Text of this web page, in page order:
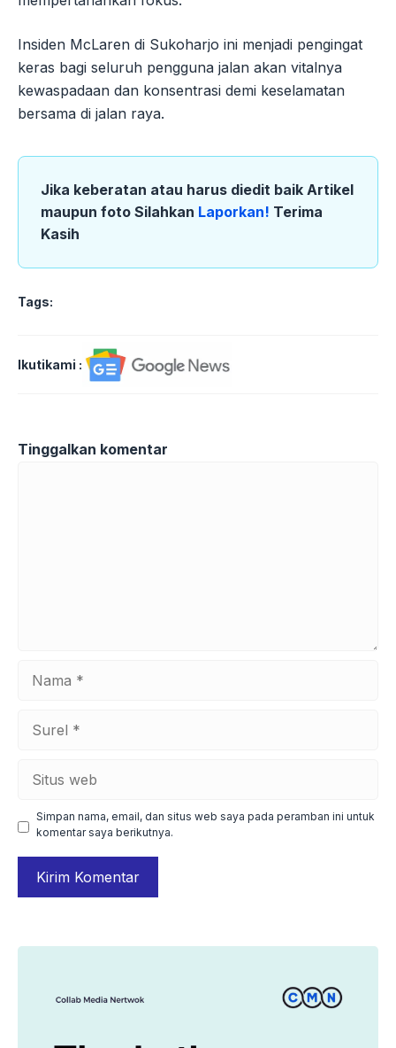
Insiden McLaren di Sukoharjo ini menjadi pengingat
keras bagi seluruh pengguna jalan akan vitalnya
kewaspadaan dan konsentrasi demi keselamatan
bersama di jalan raya.
Jika keberatan atau harus diedit baik Artikel
maupun foto Silahkan Laporkan! Terima
Kasih
Tags:
Ikutikami :
Tinggalkan komentar
web
Simpan nama, email, dan situs web saya pada peramban ini untuk
komentar saya berikutnya.